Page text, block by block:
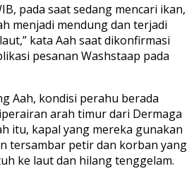
pada saat sedang mencari ikan,
menjadi mendung dan terjadi
kata Aah saat dikonfirmasi
pesanan Washstaap pada
Aah, kondisi perahu berada
arah timur dari Dermaga
itu, kapal yang mereka gunakan
tersambar petir dan korban yang
ke laut dan hilang tenggelam.